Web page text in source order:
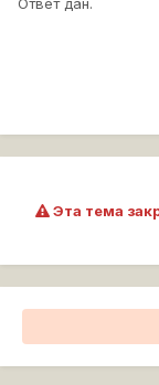
Ответ дан.
Эта тема